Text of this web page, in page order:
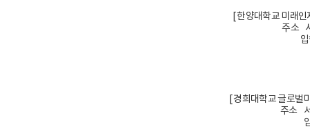
[ 한양대학교 미래
주소
[ 경희대학교 글로
주소